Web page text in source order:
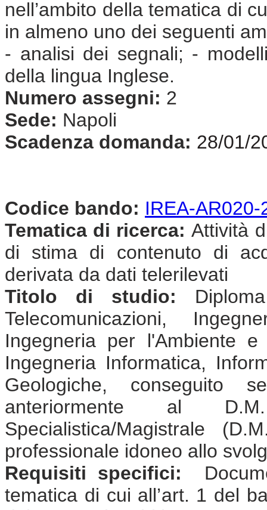
nell’ambito della tematica di
in almeno uno dei seguenti
- analisi dei segnali; -
della lingua Inglese.
Numero assegni: 2
Sede: Napoli
Scadenza domanda: 28/01/
Codice bando: IREA-AR020-
Tematica di ricerca: Attività
di stima di contenuto di
derivata da dati telerilevati
Titolo di studio:
Telecomunicazioni,
Ingegneria per l'Ambiente
Ingegneria Informatica,
Geologiche, conseguito
anteriormente al
Specialistica/Magistrale
professionale idoneo allo
Requisiti specifici:
tematica di cui all’art. 1 del